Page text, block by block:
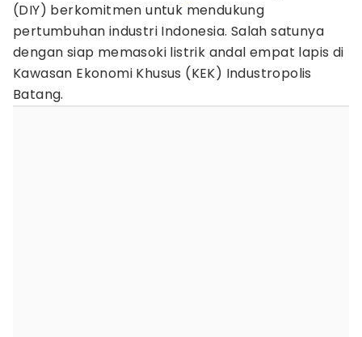
(DIY) berkomitmen untuk mendukung
pertumbuhan industri Indonesia. Salah satunya
dengan siap memasoki listrik andal empat lapis di
Kawasan Ekonomi Khusus (KEK) Industropolis
Batang.